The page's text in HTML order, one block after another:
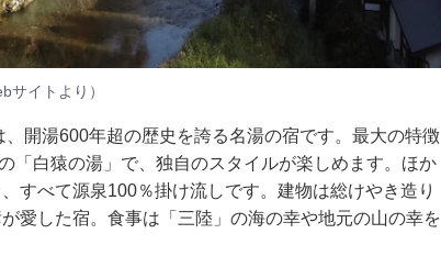
イトより）
開湯600年超の歴史を誇る名湯の宿です。最大の特徴
「白猿の湯」で、独自のスタイルが楽しめます。ほか
すべて源泉100％掛け流しです。建物は総けやき造り
愛した宿。食事は「三陸」の海の幸や地元の山の幸を